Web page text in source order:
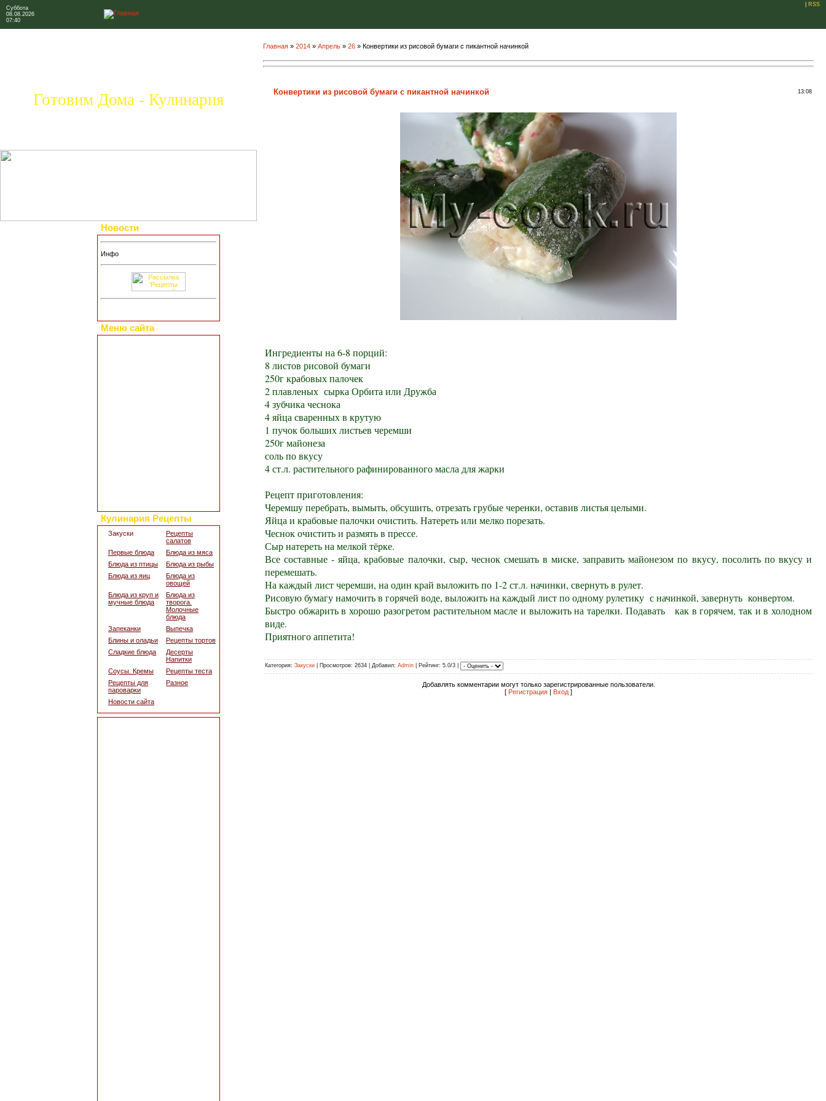
Суббота
08.08.2026
07:40
RSS
Готовим Дома - Кулинария
Новости
Инфо
Меню сайта
Кулинария Рецепты
Закуски
Рецепты
салатов
Первые блюда
Блюда из мяса
Блюда из птицы
Блюда из рыбы
Блюда из яиц
Блюда из
овощей
Блюда из круп и
мучные блюда
Блюда из
творога.
Молочные
блюда
Запеканки
Выпечка
Блины и оладьи
Рецепты тортов
Сладкие блюда
Десерты
Напитки
Соусы. Кремы
Рецепты теста
Рецепты для
пароварки
Разное
Новости сайта
Главная » 2014 » Апрель » 26 » Конвертики из рисовой бумаги с пикантной начинкой
Конвертики из рисовой бумаги с пикантной начинкой 13:08
Ингредиенты на 6-8 порций:
8 листов рисовой бумаги
250г крабовых палочек
2 плавленых сырка Орбита или Дружба
4 зубчика чеснока
4 яйца сваренных в крутую
1 пучок больших листьев черемши
250г майонеза
соль по вкусу
4 ст.л. растительного рафинированного масла для жарки
Рецепт приготовления:
Черемшу перебрать, вымыть, обсушить, отрезать грубые черенки, оставив листья целыми.
Яйца и крабовые палочки очистить. Натереть или мелко порезать.
Чеснок очистить и размять в прессе.
Сыр натереть на мелкой тёрке.
Все составные - яйца, крабовые палочки, сыр, чеснок смешать в миске, заправить майонезом по вкусу, посолить по вкусу и
перемешать.
На каждый лист черемши, на один край выложить по 1-2 ст.л. начинки, свернуть в рулет.
Рисовую бумагу намочить в горячей воде, выложить на каждый лист по одному рулетику с начинкой, завернуть конвертом.
Быстро обжарить в хорошо разогретом растительном масле и выложить на тарелки. Подавать
как в горячем, так и в холодном
виде.
Приятного аппетита!
Категория: Закуски | Просмотров: 2634 | Добавил: Admin | Рейтинг: 5.0/3 |
Добавлять комментарии могут только зарегистрированные пользователи.
[ Регистрация | Вход ]